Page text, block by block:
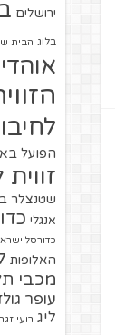
ירושלים
בלוג הבית
הפועל
שטנצלר
אנגלי
כדורסל
האלופות
מכבי
עופר
ליג רועי